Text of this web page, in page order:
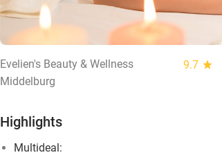
Evelien's Beauty & Wellness 9.7 star
Middelburg
Highlights
Multideal: